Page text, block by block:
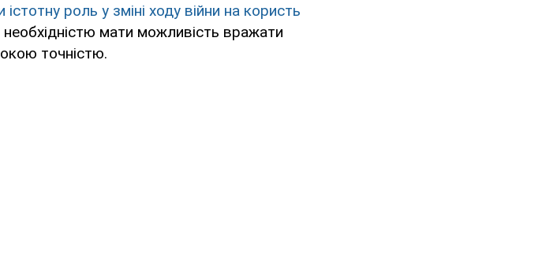
істотну роль у зміні ходу війни на користь
мати можливість вражати
точністю.